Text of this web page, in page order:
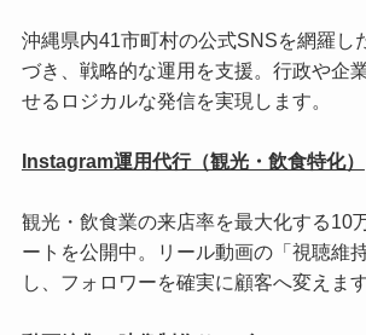
沖縄県内41市町村の公式SNSを網羅し
づき、戦略的な運用を支援。行政や企
せるロジカルな発信を実現します。
Instagram運用代行（観光・飲食特化）
観光・飲食業の来店率を最大化する10
ートを公開中。リール動画の「視聴維
し、フォロワーを確実に顧客へ変えます